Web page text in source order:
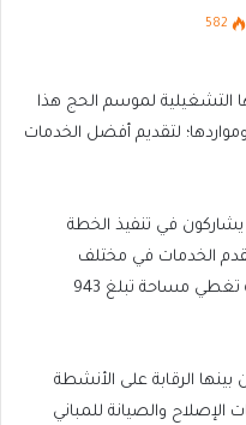
582
التشغيلية لموسم الحج هذا
لتقديم أفضل الخدمات
كادرًا ميدانيًا يشاركون في تنفيذ الخطة
الخدمات في مختلف
المجالات، إضافة إلى (1234) معدة وآلية تغطي مساحة تبلغ 943
الرقابة على الأنشطة
الإصلاح والصيانة للمباني